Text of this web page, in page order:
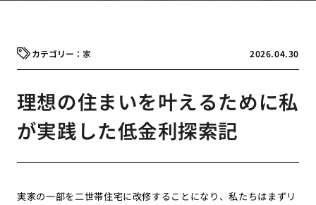
2026.04.30
家
理想の住まいを叶えるために私
が実践した低金利探索記
実家の一部を二世帯住宅に改修することになり、私たちはまずリ